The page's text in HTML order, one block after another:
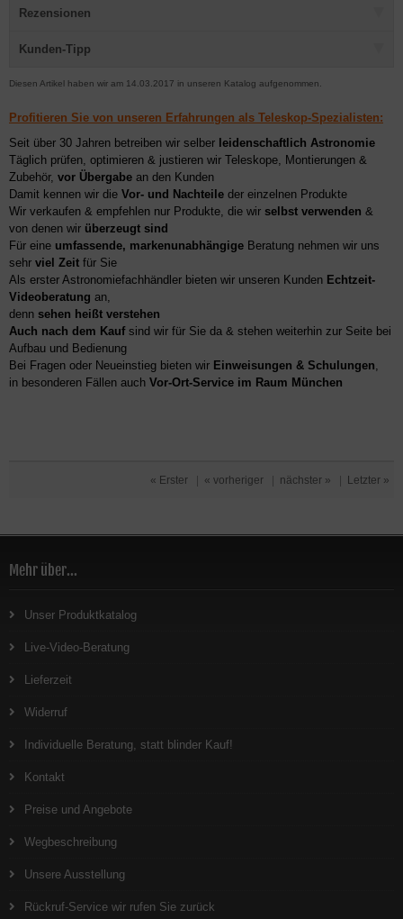
Rezensionen
Kunden-Tipp
Diesen Artikel haben wir am 14.03.2017 in unseren Katalog aufgenommen.
Profitieren Sie von unseren Erfahrungen als Teleskop-Spezialisten:
Seit über 30 Jahren betreiben wir selber leidenschaftlich Astronomie
Täglich prüfen, optimieren & justieren wir Teleskope, Montierungen &
Zubehör, vor Übergabe an den Kunden
Damit kennen wir die Vor- und Nachteile der einzelnen Produkte
Wir verkaufen & empfehlen nur Produkte, die wir selbst verwenden &
von denen wir überzeugt sind
Für eine umfassende, markenunabhängige Beratung nehmen wir uns
sehr viel Zeit für Sie
Als erster Astronomiefachhändler bieten wir unseren Kunden Echtzeit-
Videoberatung an,
denn sehen heißt verstehen
Auch nach dem Kaufsind wir für Sie da & stehen weiterhin zur Seite bei
Aufbau und Bedienung
Bei Fragen oder Neueinstieg bieten wir Einweisungen & Schulungen,
in besonderen Fällen auch Vor-Ort-Service im Raum München
« Erster « vorheriger nächster » Letzter »
Mehr über...
Unser Produktkatalog
Live-Video-Beratung
Lieferzeit
Widerruf
Individuelle Beratung, statt blinder Kauf!
Kontakt
Preise und Angebote
Wegbeschreibung
Unsere Ausstellung
Rückruf-Service wir rufen Sie zurück